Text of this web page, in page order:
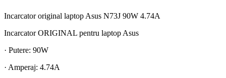
Incarcator original laptop Asus N73J 90W 4.74A
Incarcator ORIGINAL pentru laptop Asus
· Putere: 90W
· Amperaj: 4.74A